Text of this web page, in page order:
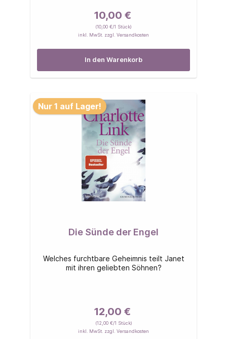
10,00 €
(10,00 €/1 Stück)
inkl. MwSt. zzgl. Versandkosten
In den Warenkorb
Nur 1 auf Lager!
Die Sünde der Engel
Welches furchtbare Geheimnis teilt Janet
mit ihren geliebten Söhnen?
12,00 €
(12,00 €/1 Stück)
inkl. MwSt. zzgl. Versandkosten